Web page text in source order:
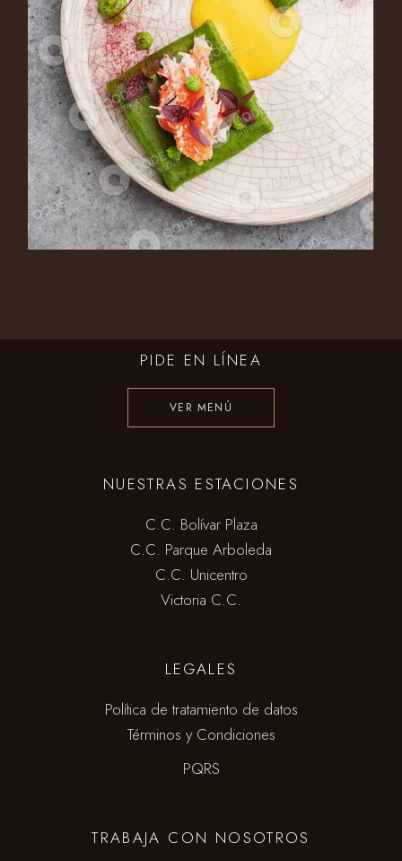
SPINACH BREAD
Appetizer
PIDE EN LÍNEA
VER MENÚ
NUESTRAS ESTACIONES
C.C. Bolívar Plaza
C.C. Parque Arboleda
C.C. Unicentro
Victoria C.C.
LEGALES
Política de tratamiento de datos
Términos y Condiciones
PQRS
TRABAJA CON NOSOTROS